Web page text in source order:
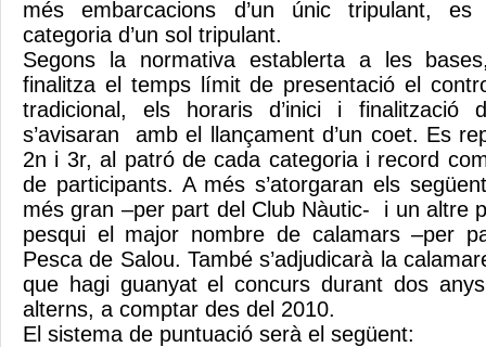
més embarcacions d’un únic tripulant,
categoria d’un sol tripulant.
Segons la normativa establerta a les
finalitza el temps límit de presentació el
tradicional, els horaris d’inici i finalització
s’avisaran amb el llançament d’un coet. Es
2n i 3r, al patró de cada categoria i record
de participants. A més s’atorgaran els
més gran –per part del Club Nàutic- i un altre
pesqui el major nombre de calamars –per
Pesca de Salou. També s’adjudicarà la
que hagi guanyat el concurs durant dos
alterns, a comptar des del 2010.
El sistema de puntuació serà el següent: